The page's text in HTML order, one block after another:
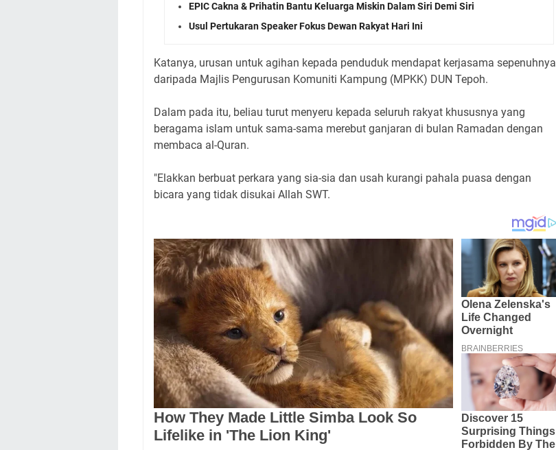
EPIC Cakna & Prihatin Bantu Keluarga Miskin Dalam Siri Demi Siri
Usul Pertukaran Speaker Fokus Dewan Rakyat Hari Ini
Katanya, urusan untuk agihan kepada penduduk mendapat kerjasama sepenuhnya
daripada Majlis Pengurusan Komuniti Kampung (MPKK) DUN Tepoh.
Dalam pada itu, beliau turut menyeru kepada seluruh rakyat khususnya yang
beragama islam untuk sama-sama merebut ganjaran di bulan Ramadan dengan
membaca al-Quran.
"Elakkan berbuat perkara yang sia-sia dan usah kurangi pahala puasa dengan
bicara yang tidak disukai Allah SWT.